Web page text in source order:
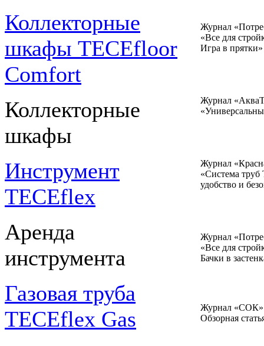
Коллекторные
шкафы TECEfloor
Comfort
Коллекторные
шкафы
Инструмент
TECEflex
Аренда
инструмента
Газовая труба
TECEflex Gas
Журнал
«Все для
Игра в прятки»
Журнал
Журнал
«Система труб
удобство и
Журнал
«Все для
Бачки в
Журнал
Обзорная